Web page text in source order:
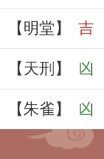
【明堂】 吉
【天刑】 凶
【朱雀】 凶